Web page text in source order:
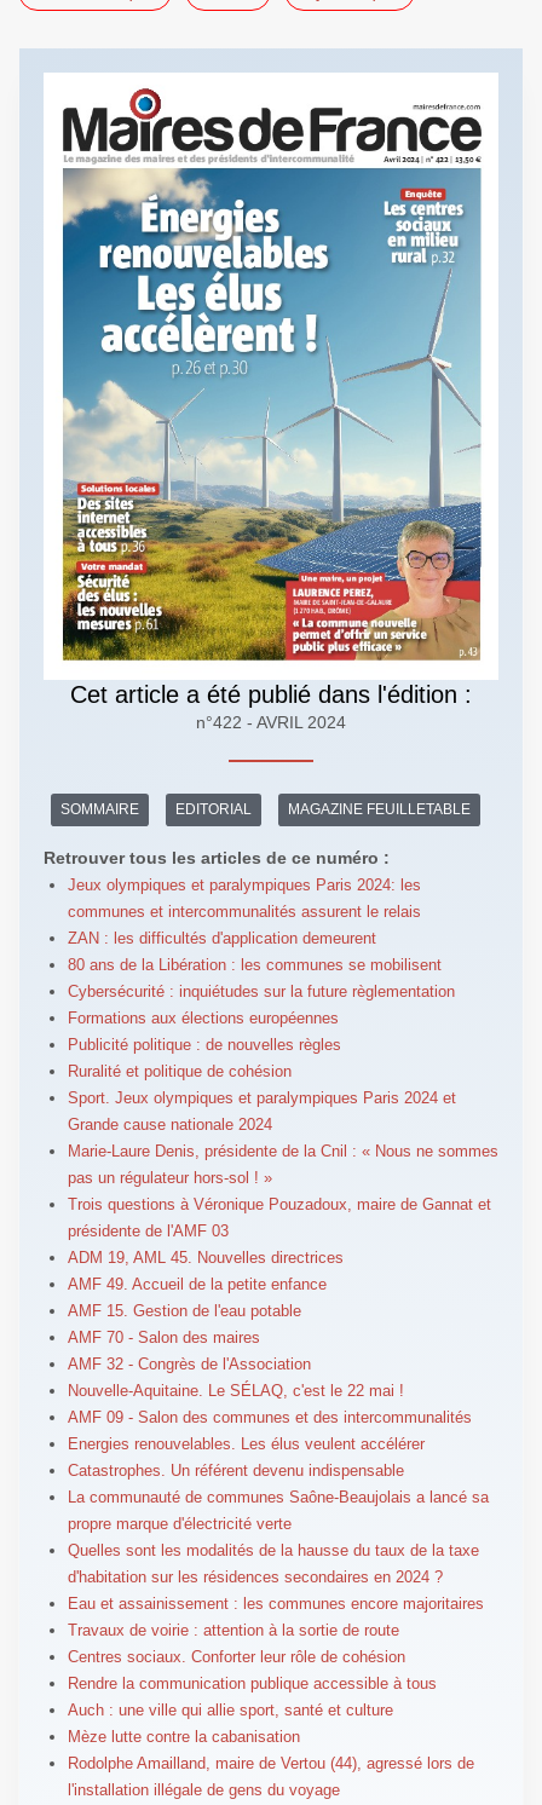
Cet article a été publié dans l'édition :
n°422 - AVRIL 2024
SOMMAIRE EDITORIAL MAGAZINE FEUILLETABLE
Retrouver tous les articles de ce numéro :
Jeux olympiques et paralympiques Paris 2024: les
communes et intercommunalités assurent le relais
ZAN : les difficultés d'application demeurent
80 ans de la Libération : les communes se mobilisent
Cybersécurité : inquiétudes sur la future règlementation
Formations aux élections européennes
Publicité politique : de nouvelles règles
Ruralité et politique de cohésion
Sport. Jeux olympiques et paralympiques Paris 2024 et
Grande cause nationale 2024
Marie-Laure Denis, présidente de la Cnil : « Nous ne sommes
pas un régulateur hors-sol ! »
Trois questions à Véronique Pouzadoux, maire de Gannat et
présidente de l'AMF 03
ADM 19, AML 45. Nouvelles directrices
AMF 49. Accueil de la petite enfance
AMF 15. Gestion de l'eau potable
AMF 70 - Salon des maires
AMF 32 - Congrès de l'Association
Nouvelle-Aquitaine. Le SÉLAQ, c'est le 22 mai !
AMF 09 - Salon des communes et des intercommunalités
Energies renouvelables. Les élus veulent accélérer
Catastrophes. Un référent devenu indispensable
La communauté de communes Saône-Beaujolais a lancé sa
propre marque d'électricité verte
Quelles sont les modalités de la hausse du taux de la taxe
d'habitation sur les résidences secondaires en 2024 ?
Eau et assainissement : les communes encore majoritaires
Travaux de voirie : attention à la sortie de route
Centres sociaux. Conforter leur rôle de cohésion
Rendre la communication publique accessible à tous
Auch : une ville qui allie sport, santé et culture
Mèze lutte contre la cabanisation
Rodolphe Amailland, maire de Vertou (44), agressé lors de
l'installation illégale de gens du voyage